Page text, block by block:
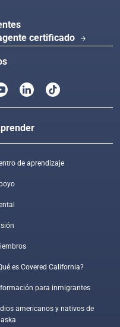
certificado
arrow_forward
de aprendizaje
es Covered California?
para inmigrantes
americanos y nativos de